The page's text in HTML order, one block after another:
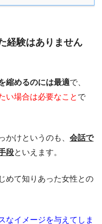
経験はありません
縮めるのには最適で、
い場合は必要なこと で
かけというのも、 会話で
段といえます。
めて知りあった女性との
なイメージを与えてしま